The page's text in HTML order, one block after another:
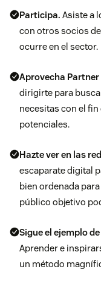
Participa. Asiste a
con otros socios
ocurre en el sector.
Aprovecha Partner
dirigirte para
necesitas con el
potenciales.
Hazte ver en las
escaparate digital
bien ordenada
público objetivo
Sigue el ejemplo
Aprender e
un método